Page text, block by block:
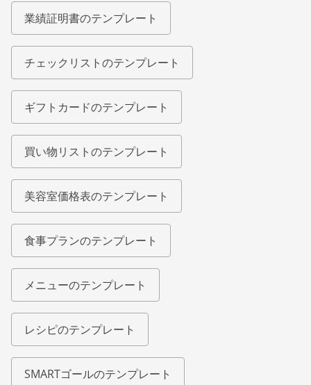
業績証明書のテンプレート
チェックリストのテンプレート
ギフトカードのテンプレート
買い物リストのテンプレート
美容室価格表のテンプレート
食事プランのテンプレート
メニューのテンプレート
レシピのテンプレート
SMARTゴールのテンプレート